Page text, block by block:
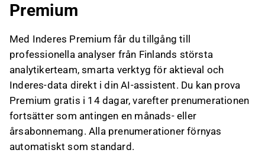
Premium
Med Inderes Premium får du tillgång till
professionella analyser från Finlands största
analytikerteam, smarta verktyg för aktieval och
Inderes-data direkt i din AI-assistent. Du kan prova
Premium gratis i 14 dagar, varefter prenumerationen
fortsätter som antingen en månads- eller
årsabonnemang. Alla prenumerationer förnyas
automatiskt som standard.